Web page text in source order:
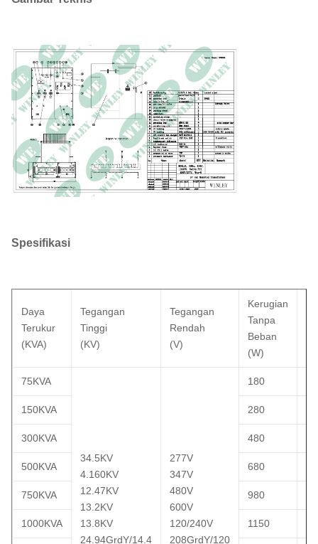
Bahan Lilitan: Tembaga
Efisiensi %: 99%
Kerugian Tanpa Beban
(dalam watt)):
+/- 500W
Kerugian Beban Penuh
(dalam watt) pada 100%:
+/- 3.000W
Spesifikasi
Daya
Terukur
(KVA)
Tegangan
Tinggi
(KV)
Tegangan
Rendah
(V)
Kerugian
Tanpa
Beban
(W)
75KVA
34.5KV
4.160KV
12.47KV
13.2KV
13.8KV
24.94GrdY/14.4
277V
347V
480V
600V
120/240V
208GrdY/120
180
150KVA 280
300KVA 480
500KVA 680
750KVA 980
1000KVA 1150